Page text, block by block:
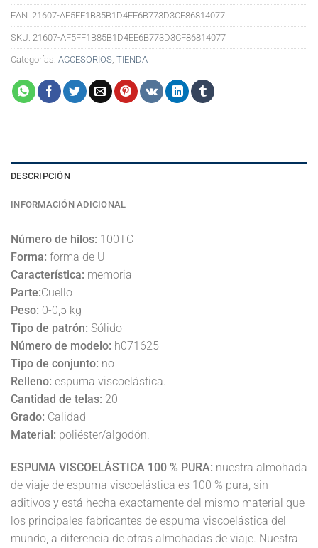
EAN: 21607-AF5FF1B85B1D4EE6B773D3CF86814077
SKU: 21607-AF5FF1B85B1D4EE6B773D3CF86814077
Categorías: ACCESORIOS TIENDA
DESCRIPCIÓN
INFORMACIÓN ADICIONAL
Número de hilos: 100TC
Forma: forma de U
Característica: memoria
Parte:Cuello
Peso: 0-0,5 kg
Tipo de patrón: Sólido
Número de modelo: h071625
Tipo de conjunto: no
Relleno: espuma viscoelástica.
Cantidad de telas: 20
Grado: Calidad
Material: poliéster/algodón.
ESPUMA VISCOELÁSTICA 100 % PURA: nuestra almohada
de viaje de espuma viscoelástica es 100 % pura, sin
aditivos y está hecha exactamente del mismo material que
los principales fabricantes de espuma viscoelástica del
mundo, a diferencia de otras almohadas de viaje. Nuestra